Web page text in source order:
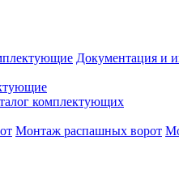
Документация и
комплектующих
Монтаж распашных ворот